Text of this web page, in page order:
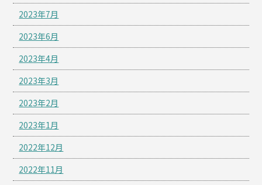
2023年7月
2023年6月
2023年4月
2023年3月
2023年2月
2023年1月
2022年12月
2022年11月